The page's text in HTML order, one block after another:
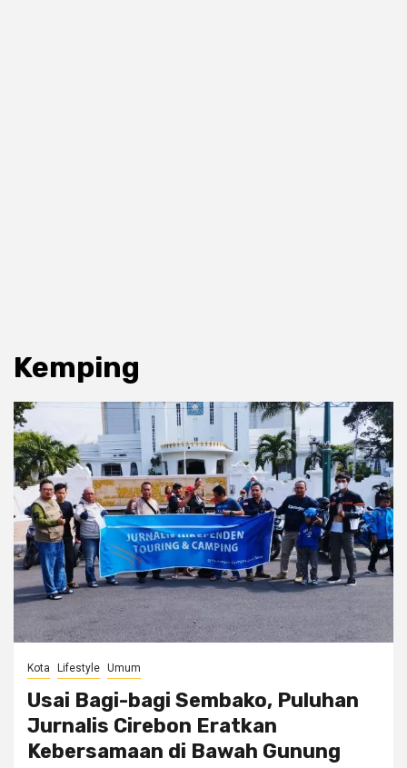
Kemping
Kota Lifestyle Umum
Usai Bagi-bagi Sembako, Puluhan
Jurnalis Cirebon Eratkan
Kebersamaan di Bawah Gunung